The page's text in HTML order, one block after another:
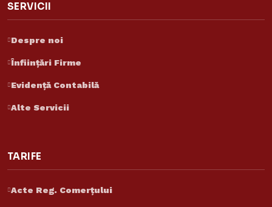
SERVICII
Despre noi
Înființări Firme
Evidență Contabilă
Alte Servicii
TARIFE
Acte Reg. Comerțului